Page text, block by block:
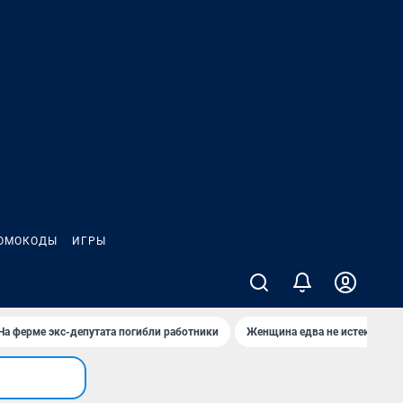
ИГРЫ
ферме экс-депутата погибли работники Женщина едва не истекла